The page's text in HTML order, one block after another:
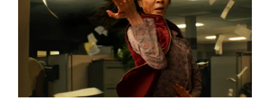
TRIUMFAVO
„VAKARŲ
FRONTE
NIEKO
NAUJO“